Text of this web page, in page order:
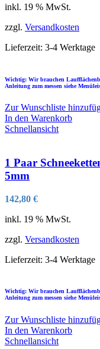
inkl. 19 % MwSt.
zzgl. Versandkosten
Lieferzeit: 3-4 Werktage
Wichtig: Wir brauchen
Anleitung zum messen siehe
Zur Wunschliste
In den Warenkorb
Schnellansicht
1 Paar
5mm
142,80 €
inkl. 19 % MwSt.
zzgl. Versandkosten
Lieferzeit: 3-4 Werktage
Wichtig: Wir brauchen
Anleitung zum messen siehe
Zur Wunschliste
In den Warenkorb
Schnellansicht